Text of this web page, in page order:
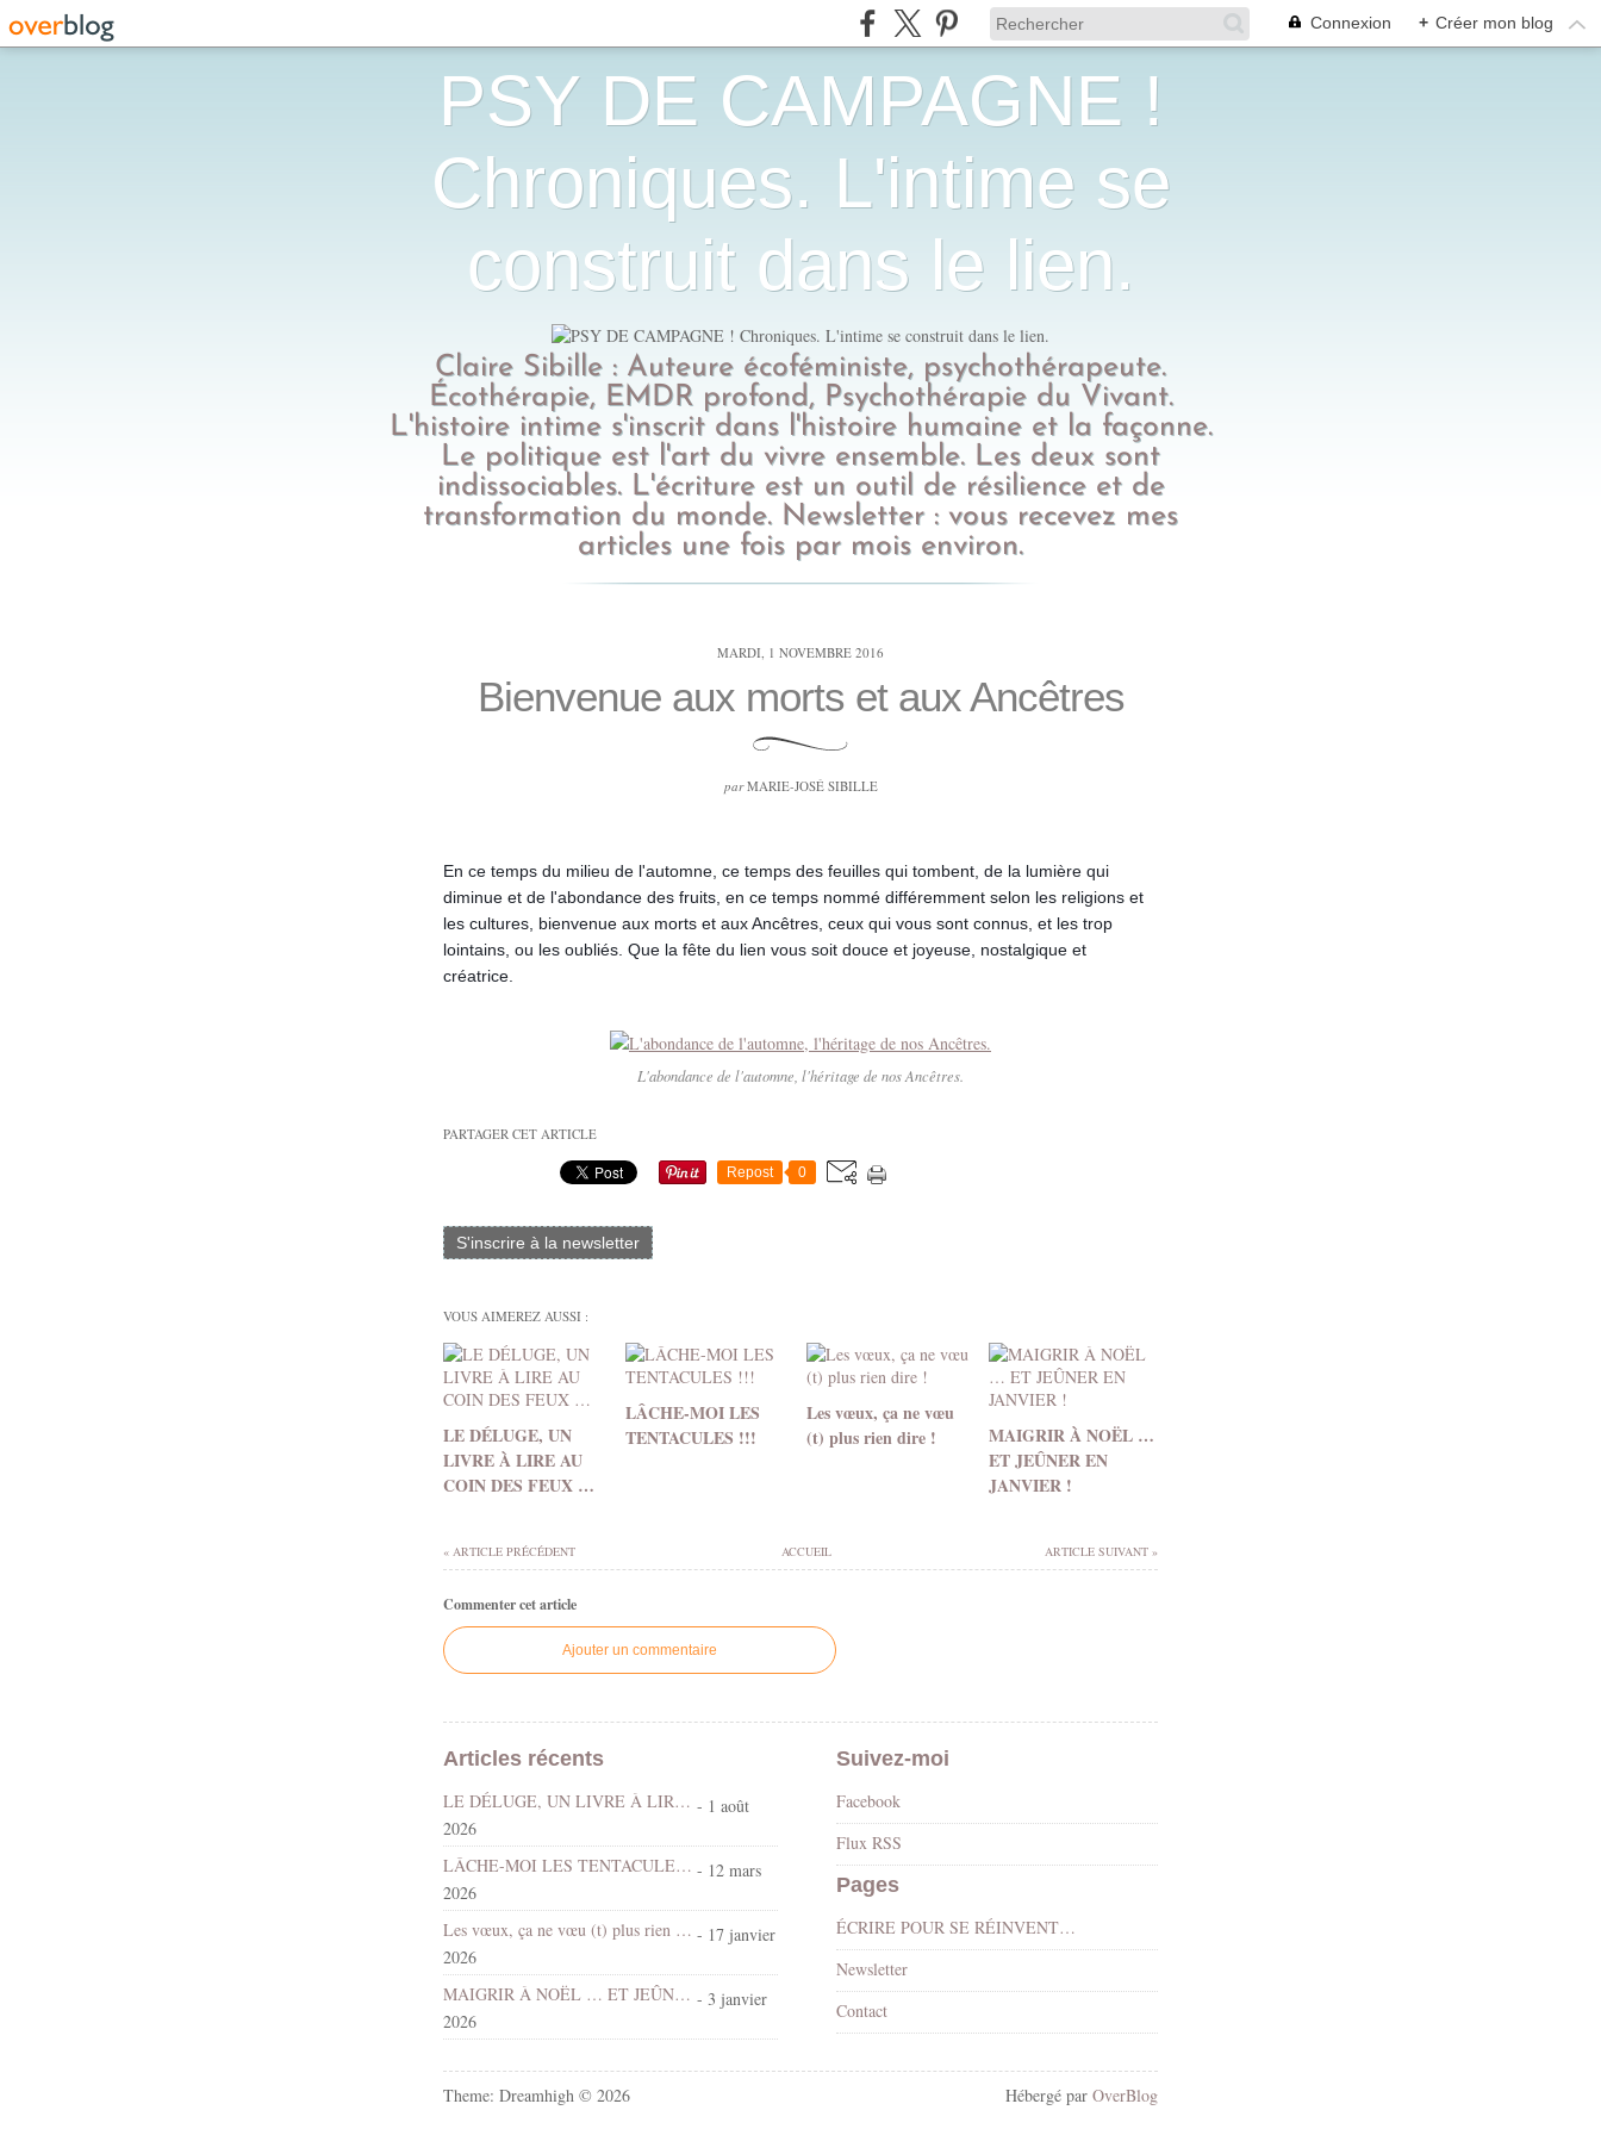
Connexion + Créer mon blog
PSY DE CAMPAGNE !
Chroniques. L'intime se
construit dans le lien.
Claire Sibille : Auteure écoféministe, psychothérapeute.
Écothérapie, EMDR profond, Psychothérapie du Vivant.
L'histoire intime s'inscrit dans l'histoire humaine et la façonne.
Le politique est l'art du vivre ensemble. Les deux sont
indissociables. L'écriture est un outil de résilience et de
transformation du monde. Newsletter : vous recevez mes
articles une fois par mois environ.
MARDI, 1 NOVEMBRE 2016
Bienvenue aux morts et aux Ancêtres
parMARIE-JOSÉ SIBILLE
En ce temps du milieu de l'automne, ce temps des feuilles qui tombent, de la lumière qui
diminue et de l'abondance des fruits, en ce temps nommé différemment selon les religions et
les cultures, bienvenue aux morts et aux Ancêtres, ceux qui vous sont connus, et les trop
lointains, ou les oubliés. Que la fête du lien vous soit douce et joyeuse, nostalgique et
créatrice.
L'abondance de l'automne, l'héritage de nos Ancêtres.
PARTAGER CET ARTICLE
Repost 0
S'inscrire à la newsletter
VOUS AIMEREZ AUSSI :
LE DÉLUGE, UN
LIVRE À LIRE AU
COIN DES FEUX …
LÂCHE-MOI LES
TENTACULES !!!
Les vœux, ça ne vœu
(t) plus rien dire !
MAIGRIR À NOËL …
ET JEÛNER EN
JANVIER !
ACCUEIL
« ARTICLE PRÉCÉDENT ARTICLE SUIVANT »
Commenter cet article
Ajouter un commentaire
Articles récents
LE DÉLUGE, UN LIVRE À LIRE AU COIN DES FEUX … - 1 août
2026
LÂCHE-MOI LES TENTACULES !!! - 12 mars
2026
Les vœux, ça ne vœu (t) plus rien dire ! - 17 janvier
2026
MAIGRIR À NOËL … ET JEÛNER EN JANVIER ! - 3 janvier
2026
Suivez-moi
Facebook
Flux RSS
Pages
ÉCRIRE POUR SE RÉINVENTER… Atelier d’écriture thérapeutique
Newsletter
Contact
Theme: Dreamhigh © 2026 Hébergé par OverBlog